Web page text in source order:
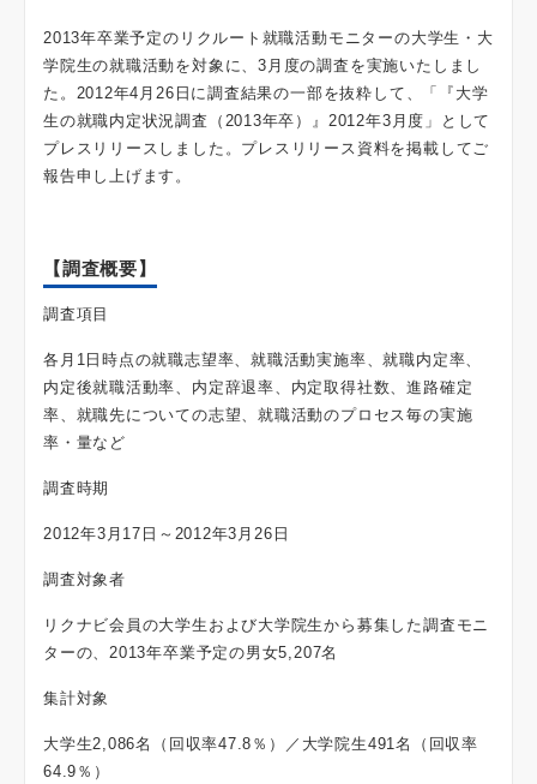
2013年卒業予定のリクルート就職活動モニターの大学生・大
学院生の就職活動を対象に、3月度の調査を実施いたしまし
た。2012年4月26日に調査結果の一部を抜粋して、「『大学
生の就職内定状況調査（2013年卒）』2012年3月度」として
プレスリリースしました。プレスリリース資料を掲載してご
報告申し上げます。
【調査概要】
調査項目
各月1日時点の就職志望率、就職活動実施率、就職内定率、
内定後就職活動率、内定辞退率、内定取得社数、進路確定
率、就職先についての志望、就職活動のプロセス毎の実施
率・量など
調査時期
2012年3月17日～2012年3月26日
調査対象者
リクナビ会員の大学生および大学院生から募集した調査モニ
ターの、2013年卒業予定の男女5,207名
集計対象
大学生2,086名（回収率47.8％）／大学院生491名（回収率
64.9％）